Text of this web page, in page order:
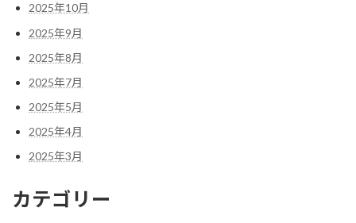
2025年10月
2025年9月
2025年8月
2025年7月
2025年5月
2025年4月
2025年3月
カテゴリー